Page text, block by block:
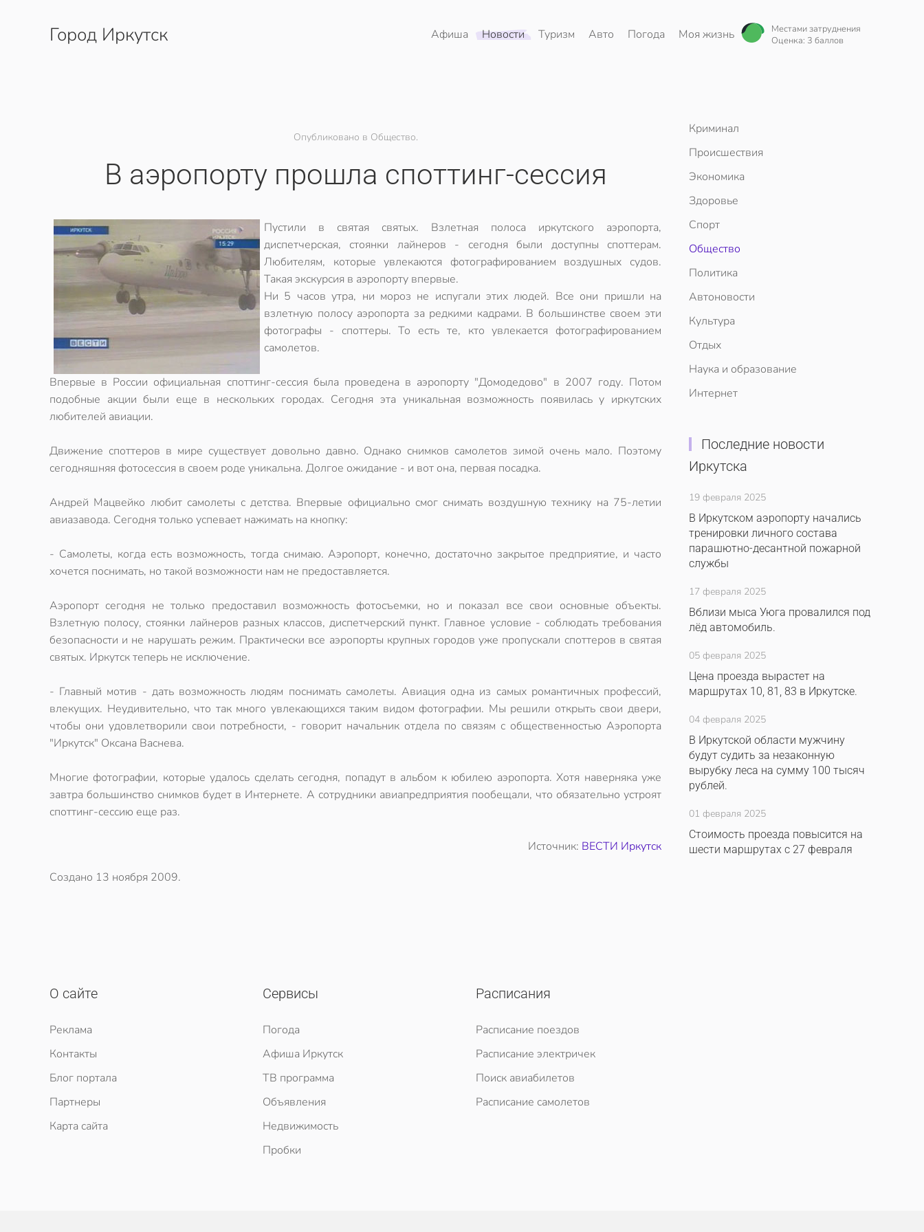
Перейти к содержимому
Город Иркутск Афиша Новости Туризм Авто Погода Моя жизнь
Местами затруднения
Оценка: 3 баллов
Опубликовано в Общество.
В аэропорту прошла споттинг-сессия
Пустили в святая святых. Взлетная полоса иркутского аэропорта,
диспетчерская, стоянки лайнеров - сегодня были доступны споттерам.
Любителям, которые увлекаются фотографированием воздушных судов.
Такая экскурсия в аэропорту впервые.
Ни 5 часов утра, ни мороз не испугали этих людей. Все они пришли на
взлетную полосу аэропорта за редкими кадрами. В большинстве своем эти
фотографы - споттеры. То есть те, кто увлекается фотографированием
самолетов.
Впервые в России официальная споттинг-сессия была проведена в аэропорту "Домодедово" в 2007 году. Потом
подобные акции были еще в нескольких городах. Сегодня эта уникальная возможность появилась у иркутских
любителей авиации.
Движение споттеров в мире существует довольно давно. Однако снимков самолетов зимой очень мало. Поэтому
сегодняшняя фотосессия в своем роде уникальна. Долгое ожидание - и вот она, первая посадка.
Андрей Мацвейко любит самолеты с детства. Впервые официально смог снимать воздушную технику на 75-летии
авиазавода. Сегодня только успевает нажимать на кнопку:
- Самолеты, когда есть возможность, тогда снимаю. Аэропорт, конечно, достаточно закрытое предприятие, и часто
хочется поснимать, но такой возможности нам не предоставляется.
Аэропорт сегодня не только предоставил возможность фотосъемки, но и показал все свои основные объекты.
Взлетную полосу, стоянки лайнеров разных классов, диспетчерский пункт. Главное условие - соблюдать требования
безопасности и не нарушать режим. Практически все аэропорты крупных городов уже пропускали споттеров в святая
святых. Иркутск теперь не исключение.
- Главный мотив - дать возможность людям поснимать самолеты. Авиация одна из самых романтичных профессий,
влекущих. Неудивительно, что так много увлекающихся таким видом фотографии. Мы решили открыть свои двери,
чтобы они удовлетворили свои потребности, - говорит начальник отдела по связям с общественностью Аэропорта
"Иркутск" Оксана Васнева.
Многие фотографии, которые удалось сделать сегодня, попадут в альбом к юбилею аэропорта. Хотя наверняка уже
завтра большинство снимков будет в Интернете. А сотрудники авиапредприятия пообещали, что обязательно устроят
споттинг-сессию еще раз.
Источник: ВЕСТИ Иркутск
Создано 13 ноября 2009.
Криминал
Происшествия
Экономика
Здоровье
Спорт
Общество
Политика
Автоновости
Культура
Отдых
Наука и образование
Интернет
Последние новости
Иркутска
19 февраля 2025
В Иркутском аэропорту начались
тренировки личного состава
парашютно-десантной пожарной
службы
17 февраля 2025
Вблизи мыса Уюга провалился под
лёд автомобиль.
05 февраля 2025
Цена проезда вырастет на
маршрутах 10, 81, 83 в Иркутске.
04 февраля 2025
В Иркутской области мужчину
будут судить за незаконную
вырубку леса на сумму 100 тысяч
рублей.
01 февраля 2025
Стоимость проезда повысится на
шести маршрутах с 27 февраля
О сайте
Реклама
Контакты
Блог портала
Партнеры
Карта сайта
Сервисы
Погода
Афиша Иркутск
ТВ программа
Объявления
Недвижимость
Пробки
Расписания
Расписание поездов
Расписание электричек
Поиск авиабилетов
Расписание самолетов